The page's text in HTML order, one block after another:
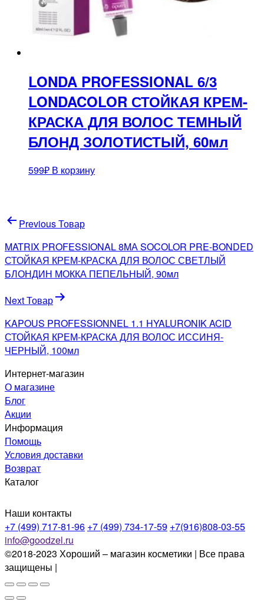
LONDA PROFESSIONAL 6/3
LONDACOLOR СТОЙКАЯ КРЕМ-
КРАСКА ДЛЯ ВОЛОС ТЕМНЫЙ
БЛОНД ЗОЛОТИСТЫЙ, 60мл
599₽ В корзину
Навигация
по
записям
Previous Товар
MATRIX PROFESSIONAL 8MА SOCOLOR PRE-BONDED
СТОЙКАЯ КРЕМ-КРАСКА ДЛЯ ВОЛОС СВЕТЛЫЙ
БЛОНДИН МОККА ПЕПЕЛЬНЫЙ, 90мл
Next Товар
KAPOUS PROFESSIONNEL 1.1 HYALURONIK ACID
СТОЙКАЯ КРЕМ-КРАСКА ДЛЯ ВОЛОС ИССИНЯ-
ЧЕРНЫЙ, 100мл
Интернет-магазин
О магазине
Блог
Акции
Информация
Помощь
Условия доставки
Возврат
Каталог
Наши контакты
+7 (499) 717-81-96 +7 (499) 734-17-59 +7(916)808-03-55
info@goodzel.ru
©2018-2023 Хороший – магазин косметики | Все права
защищены |